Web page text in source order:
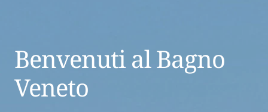
Benvenuti al Bagno
Veneto